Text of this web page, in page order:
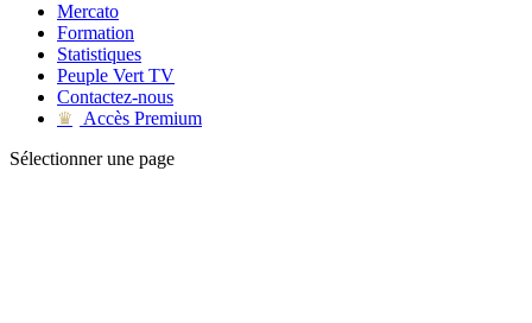
Mercato
Formation
Statistiques
Peuple Vert TV
Contactez-nous
♛
Accès Premium
Sélectionner une page